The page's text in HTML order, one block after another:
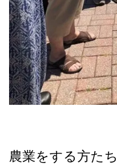
農業をする方た